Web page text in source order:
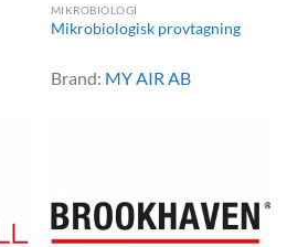
MIKROBIOLOGI
Mikrobiologisk provtagning
Brand: MY AIR AB